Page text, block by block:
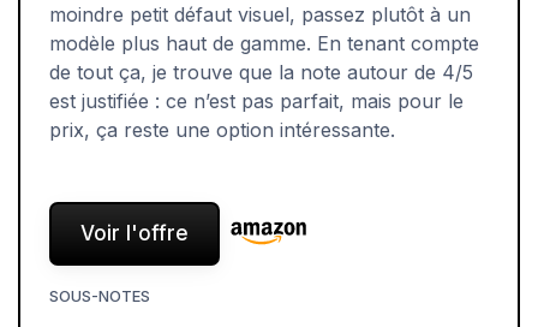
moindre petit défaut visuel, passez plutôt à un
modèle plus haut de gamme. En tenant compte
de tout ça, je trouve que la note autour de 4/5
est justifiée : ce n’est pas parfait, mais pour le
prix, ça reste une option intéressante.
Voir l'offre
SOUS-NOTES